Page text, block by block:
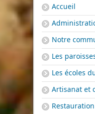
Accueil
Notre
Les
Les écoles
Artisanat et